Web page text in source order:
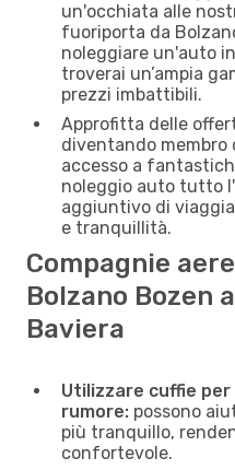
un'occhiata alle
fuoriporta da
noleggiare un'auto
troverai un’ampia
prezzi imbattibili.
Approfitta delle
diventando membro
accesso a
noleggio auto tutto
aggiuntivo di
e tranquillità.
Compagnie
Bolzano Bozen
Baviera
Utilizzare cuffie
rumore: possono
più tranquillo,
confortevole.